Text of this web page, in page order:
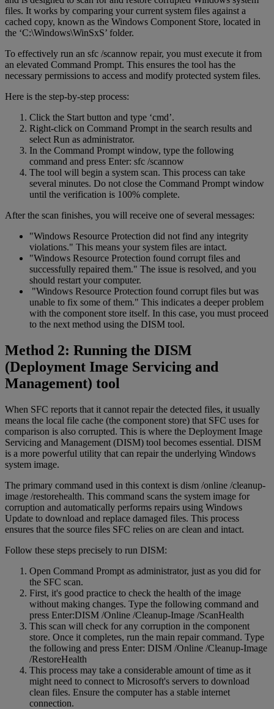
files. It works by comparing your current system files against a
cached copy, known as the Windows Component Store, located in
the ‘C:\Windows\WinSxS’ folder.
To effectively run an sfc /scannow repair, you must execute it from
an elevated Command Prompt. This ensures the tool has the
necessary permissions to access and modify protected system files.
Here is the step-by-step process:
Click the Start button and type ‘cmd’.
Right-click on Command Prompt in the search results and
select Run as administrator.
In the Command Prompt window, type the following
command and press Enter: sfc /scannow
The tool will begin a system scan. This process can take
several minutes. Do not close the Command Prompt window
until the verification is 100% complete.
After the scan finishes, you will receive one of several messages:
"Windows Resource Protection did not find any integrity
violations." This means your system files are intact.
"Windows Resource Protection found corrupt files and
successfully repaired them." The issue is resolved, and you
should restart your computer.
"Windows Resource Protection found corrupt files but was
unable to fix some of them." This indicates a deeper problem
with the component store itself. In this case, you must proceed
to the next method using the DISM tool.
Method 2: Running the DISM
(Deployment Image Servicing and
Management) tool
When SFC reports that it cannot repair the detected files, it usually
means the local file cache (the component store) that SFC uses for
comparison is also corrupted. This is where the Deployment Image
Servicing and Management (DISM) tool becomes essential. DISM
is a more powerful utility that can repair the underlying Windows
system image.
The primary command used in this context is dism /online /cleanup-
image /restorehealth. This command scans the system image for
corruption and automatically performs repairs using Windows
Update to download and replace damaged files. This process
ensures that the source files SFC relies on are clean and intact.
Follow these steps precisely to run DISM:
Open Command Prompt as administrator, just as you did for
the SFC scan.
First, it's good practice to check the health of the image
without making changes. Type the following command and
press Enter:DISM /Online /Cleanup-Image /ScanHealth
This scan will check for any corruption in the component
store. Once it completes, run the main repair command. Type
the following and press Enter: DISM /Online /Cleanup-Image
/RestoreHealth
This process may take a considerable amount of time as it
might need to connect to Microsoft's servers to download
clean files. Ensure the computer has a stable internet
connection.